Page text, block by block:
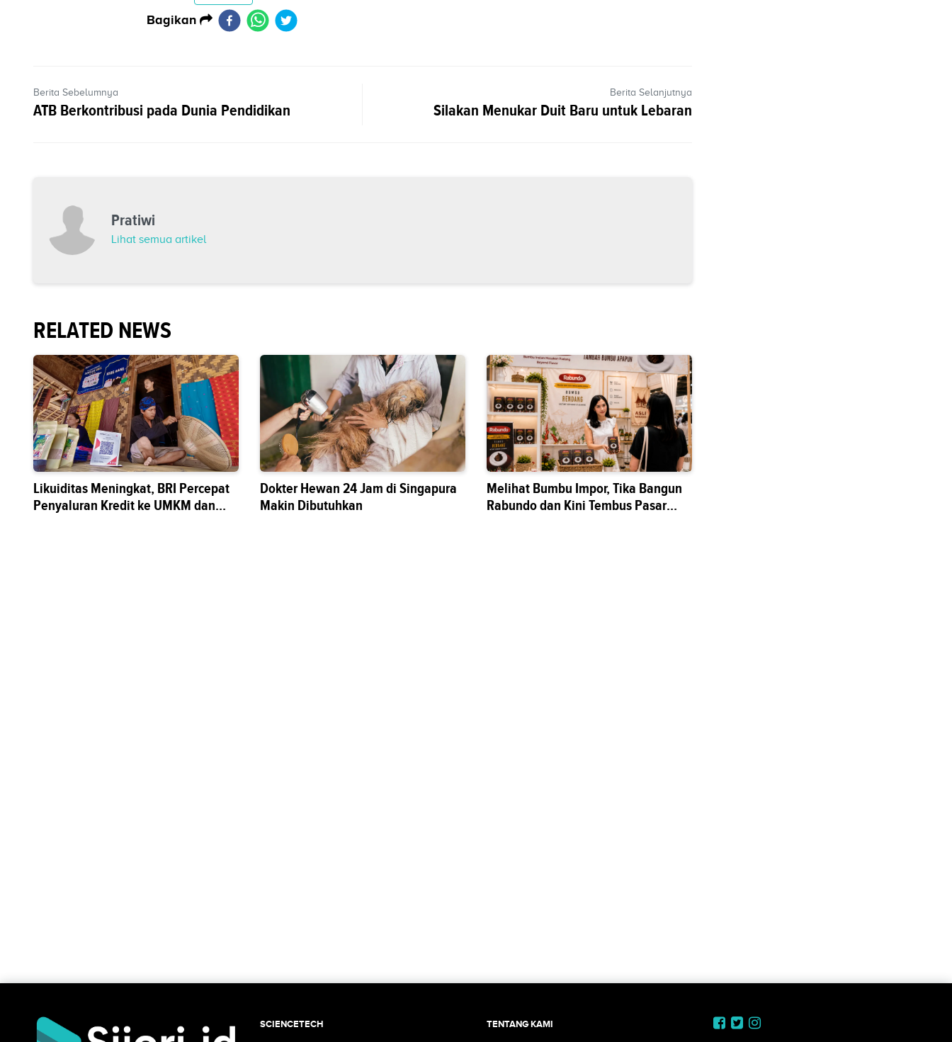
Bagikan
Berita Sebelumnya
ATB Berkontribusi pada Dunia Pendidikan
Berita Selanjutnya
Silakan Menukar Duit Baru untuk Lebaran
Pratiwi
Lihat semua artikel
RELATED NEWS
Likuiditas Meningkat, BRI Percepat
Penyaluran Kredit ke UMKM dan
Dokter Hewan 24 Jam di Singapura
Makin Dibutuhkan
Melihat Bumbu Impor, Tika Bangun
Rabundo dan Kini Tembus Pasar
SCIENCETECH TENTANG KAMI